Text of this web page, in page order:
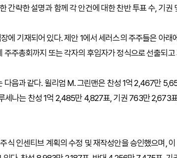
간략한 설명과 함께 각 안건에 대한 찬반 투표 수, 기권
에 기재되어 있다. 제안 1에서 세러스의 주주들은 아래
주총회까지 또는 각자의 후임자가 정식으로 선출되
다음과 같다. 윌리엄 M. 그린맨은 찬성 1억 2,467만
세나는 찬성 1억 2,485만 4,827표, 기권 763만 2,673
식 인센티브 계획의 수정 및 재작성안을 승인했으며,